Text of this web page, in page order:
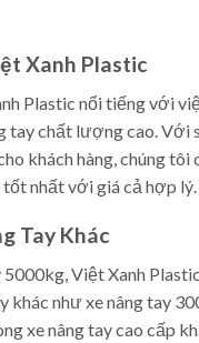
Xanh Plastic
Plastic nổi tiếng với
tay chất lượng cao. Với
khách hàng, chúng tôi
nhất với giá cả hợp lý.
Tay Khác
5000kg, Việt Xanh
khác như xe nâng tay
xe nâng tay cao cấp